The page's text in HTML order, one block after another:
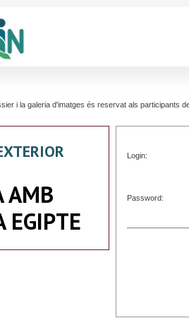
i la galeria d'imatges és reservat als participants
AMB
EGIPTE
Login:
Password: